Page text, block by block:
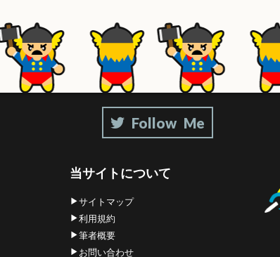
当サイトについて
サイトマップ
利用規約
筆者概要
お問い合わせ